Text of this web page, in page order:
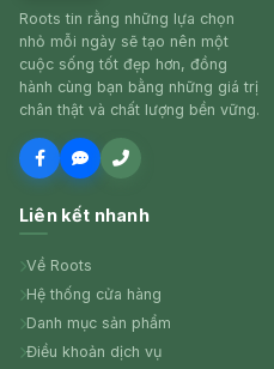
Roots tin rằng những lựa chọn
nhỏ mỗi ngày sẽ tạo nên một
cuộc sống tốt đẹp hơn, đồng
hành cùng bạn bằng những giá trị
chân thật và chất lượng bền vững.
Liên kết nhanh
Về Roots
Hệ thống cửa hàng
Danh mục sản phẩm
Điều khoản dịch vụ